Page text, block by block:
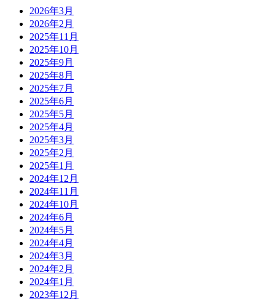
2026年3月
2026年2月
2025年11月
2025年10月
2025年9月
2025年8月
2025年7月
2025年6月
2025年5月
2025年4月
2025年3月
2025年2月
2025年1月
2024年12月
2024年11月
2024年10月
2024年6月
2024年5月
2024年4月
2024年3月
2024年2月
2024年1月
2023年12月